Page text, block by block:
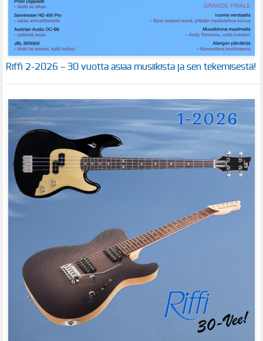
Riffi 2-2026 – 30 vuotta asiaa musiikista ja sen tekemisestä!